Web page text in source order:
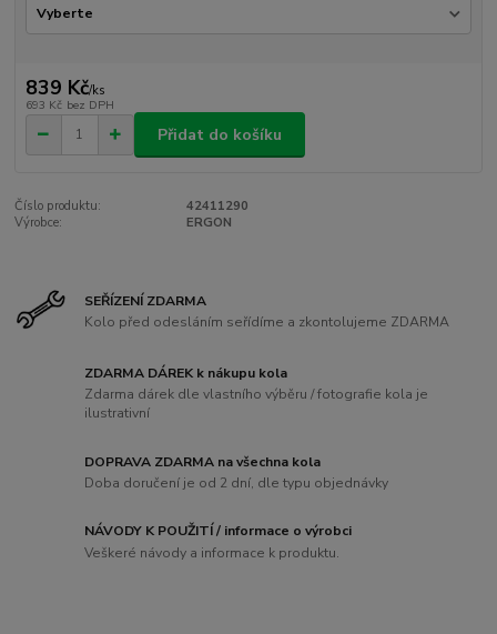
839 Kč/ks
693 Kč bez DPH
Přidat do košíku
Číslo produktu:
42411290
Výrobce:
ERGON
SEŘÍZENÍ ZDARMA
Kolo před odesláním seřídíme a zkontolujeme ZDARMA
ZDARMA DÁREK k nákupu kola
Zdarma dárek dle vlastního výběru / fotografie kola je
ilustrativní
DOPRAVA ZDARMA na všechna kola
Doba doručení je od 2 dní, dle typu objednávky
NÁVODY K POUŽITÍ / informace o výrobci
Veškeré návody a informace k produktu.